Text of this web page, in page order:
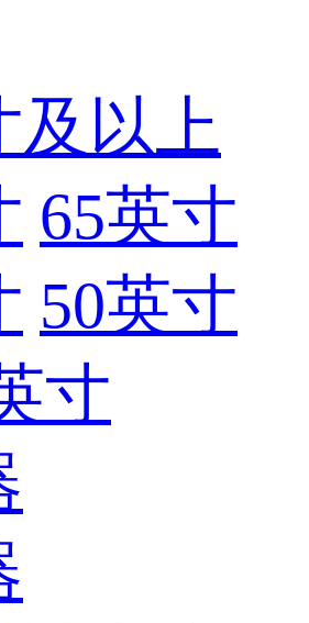
及以上
65英寸
50英寸
寸